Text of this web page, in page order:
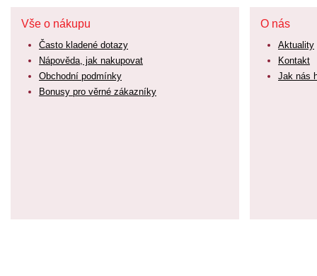
Vše o nákupu
Často kladené dotazy
Nápověda, jak nakupovat
Obchodní podmínky
Bonusy pro věrné zákazníky
O nás
Aktuality
Kontakt
Jak nás